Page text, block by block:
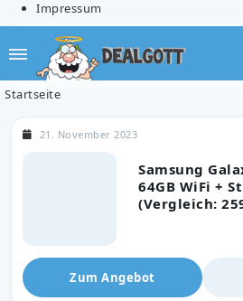
Impressum
Startseite
Samsung
64GB WiFi +
(Vergleich:
21. November 2023
Zum Angebot